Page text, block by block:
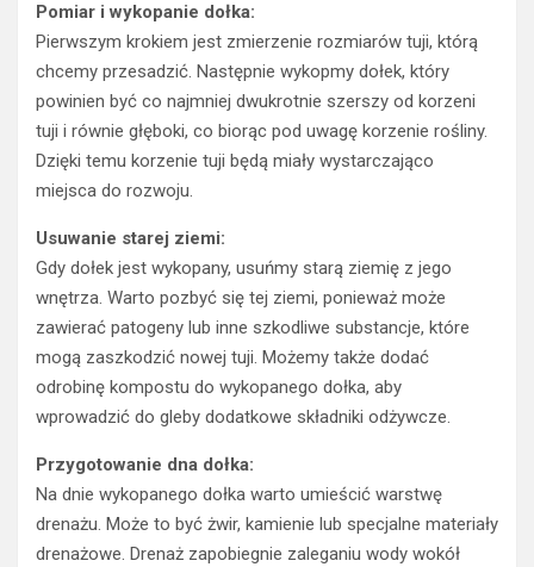
Pomiar i wykopanie dołka:
Pierwszym krokiem jest zmierzenie rozmiarów tuji, którą
chcemy przesadzić. Następnie wykopmy dołek, który
powinien być co najmniej dwukrotnie szerszy od korzeni
tuji i równie głęboki, co biorąc pod uwagę korzenie rośliny.
Dzięki temu korzenie tuji będą miały wystarczająco
miejsca do rozwoju.
Usuwanie starej ziemi:
Gdy dołek jest wykopany, usuńmy starą ziemię z jego
wnętrza. Warto pozbyć się tej ziemi, ponieważ może
zawierać patogeny lub inne szkodliwe substancje, które
mogą zaszkodzić nowej tuji. Możemy także dodać
odrobinę kompostu do wykopanego dołka, aby
wprowadzić do gleby dodatkowe składniki odżywcze.
Przygotowanie dna dołka:
Na dnie wykopanego dołka warto umieścić warstwę
drenażu. Może to być żwir, kamienie lub specjalne materiały
drenażowe. Drenaż zapobiegnie zaleganiu wody wokół